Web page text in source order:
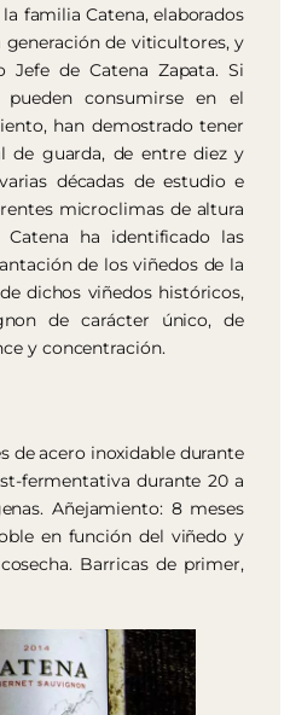
familia Catena, elaborados
generación de viticultores, y
Jefe de Catena Zapata. Si
consumirse en el
han demostrado tener
de guarda, de entre diez y
décadas de estudio e
microclimas de altura
ha identificado las
de los viñedos de la
dichos viñedos históricos,
de carácter único, de
y concentración.
de acero inoxidable durante
fermentativa durante 20 a
Añejamiento: 8 meses
en función del viñedo y
Barricas de primer,